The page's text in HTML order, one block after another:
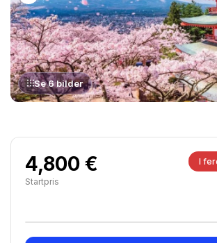
Se 6 bilder
I
4,800 €
Startpris